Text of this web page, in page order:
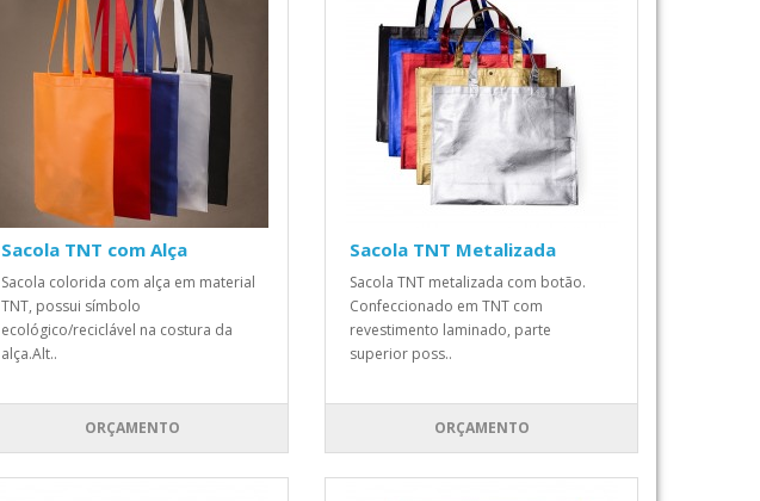
Sacola TNT com Alça
Sacola colorida com alça em material
TNT, possui símbolo
ecológico/reciclável na costura da
alça.Alt..
ORÇAMENTO
Sacola TNT Metalizada
Sacola TNT metalizada com botão.
Confeccionado em TNT com
revestimento laminado, parte
superior poss..
ORÇAMENTO